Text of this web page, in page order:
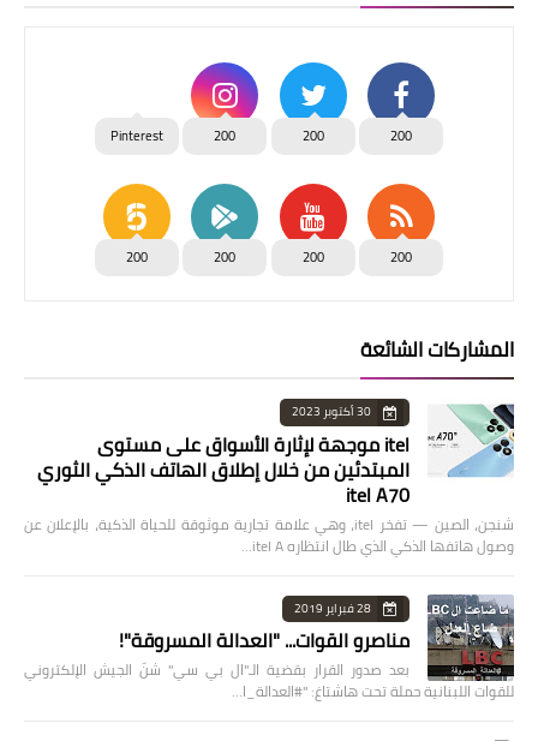
200
200
200
Pinterest
200
200
200
200
المشاركات الشائعة
30 أكتوبر 2023
itel موجهة لإثارة الأسواق على مستوى
المبتدئين من خلال إطلاق الهاتف الذكي الثوري
itel A70
شنجن، الصين — تفخر itel، وهي علامة تجارية موثوقة للحياة الذكية، بالإعلان عن
وصول هاتفها الذكي الذي طال انتظاره itel A…
28 فبراير 2019
مناصرو القوات... "العدالة المسروقة"!
بعد صدور القرار بقضية الـ"ال بي سي" شنّ الجيش الإلكتروني
للقوات اللبنانية حملة تحت هاشتاغ: "#العدالة_ا…